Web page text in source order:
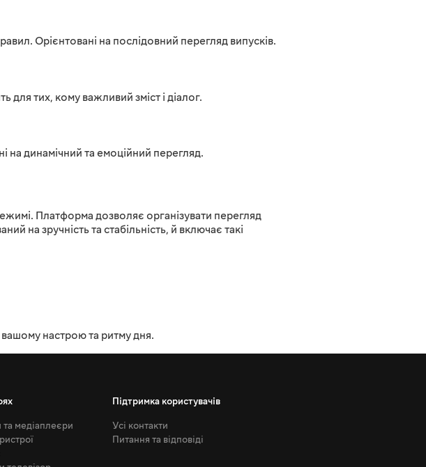
Орієнтовані на послідовний перегляд випусків.
тих, кому важливий зміст і діалог.
на динамічний та емоційний перегляд.
Платформа дозволяє організувати перегляд
на зручність та стабільність, й включає такі
настрою та ритму дня.
та медіаплеєри
Підтримка користувачів
Усі контакти
Питання та відповіді